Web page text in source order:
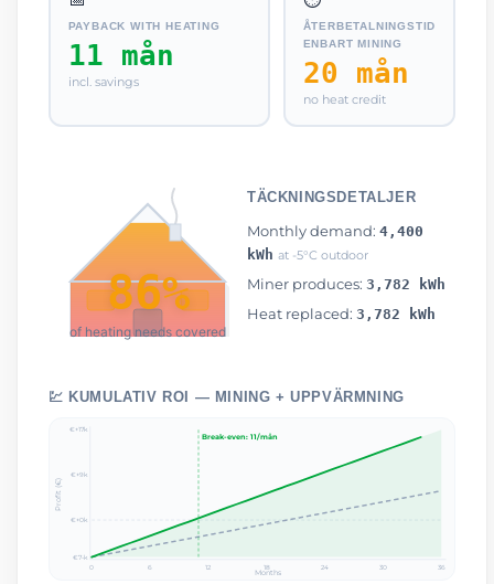
PAYBACK WITH HEATING
11 mån
incl. savings
ÅTERBETALNINGSTID
ENBART MINING
20 mån
no heat credit
86%
of heating needs covered
TÄCKNINGSDETALJER
Monthly demand: 4,400
kWh at -5°C outdoor
Miner produces: 3,782 kWh
Heat replaced: 3,782 kWh
💹 KUMULATIV ROI — MINING + UPPVÄRMNING
Profit (€)
Months
Break-even: 11/mån
€7-k
€+0k
€+9k
€+17k
0 6 12 18 24 30 36